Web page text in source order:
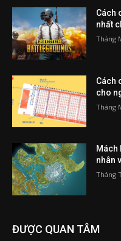
Cách
nhất
Tháng
Cách
cho
Tháng
Mách
nhân
Tháng
ĐƯỢC QUAN TÂM